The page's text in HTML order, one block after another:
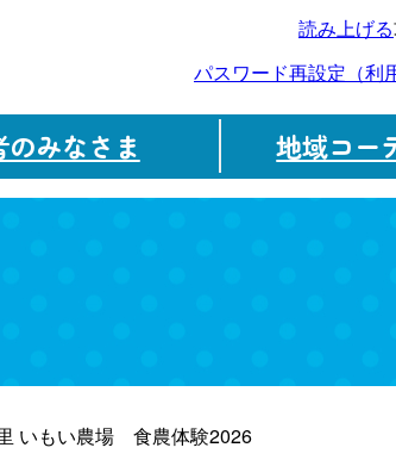
読み上げる
パスワード再設定（利
みなさま 地域コー
いもい農場 食農体験2026